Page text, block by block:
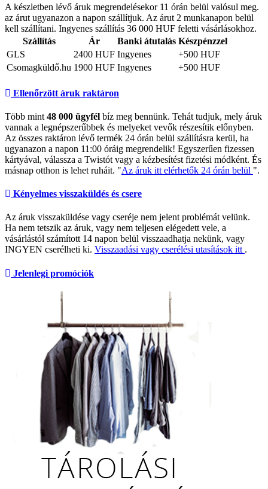
A készletben lévő áruk megrendelésekor 11 órán belül valósul meg.
az árut ugyanazon a napon szállítjuk. Az árut 2 munkanapon belül
kell szállítani. Ingyenes szállítás 36 000 HUF feletti vásárlásokhoz.
Szállítás
Ár Banki átutalás Készpénzzel
GLS
2400 HUF Ingyenes
+500 HUF
Csomagküldő.hu 1900 HUF Ingyenes +500 HUF
Ellenőrzött áruk raktáron
Több mint 48 000 ügyfél bíz meg bennünk. Tehát tudjuk, mely áruk
vannak a legnépszerűbbek és melyeket vevők részesítik előnyben.
Az összes raktáron lévő termék 24 órán belül szállításra kerül, ha
ugyanazon a napon 11:00 óráig megrendelik! Egyszerűen fizessen
kártyával, válassza a Twistót vagy a kézbesítést fizetési módként. És
másnap otthon is lehet ruháit. "Az áruk itt elérhetők 24 órán belül ".
Kényelmes visszaküldés és csere
Az áruk visszaküldése vagy cseréje nem jelent problémát velünk.
Ha nem tetszik az áruk, vagy nem teljesen elégedett vele, a
vásárlástól számított 14 napon belül visszaadhatja nekünk, vagy
INGYEN cserélheti ki. Visszaadási vagy cserélési utasítások itt .
Jelenlegi promóciók